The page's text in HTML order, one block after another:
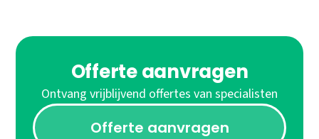
Offerte aanvragen
Ontvang vrijblijvend offertes van specialisten
Offerte aanvragen